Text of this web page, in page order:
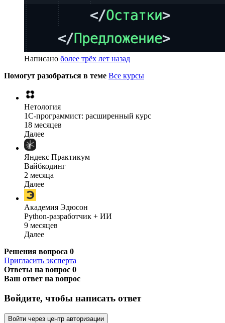
Написано более трёх лет назад
Помогут разобраться в теме Все курсы
Нетология
1C-программист: расширенный курс
18 месяцев
Далее
Яндекс Практикум
Вайбкодинг
2 месяца
Далее
Академия Эдюсон
Python-разработчик + ИИ
9 месяцев
Далее
Решения вопроса 0
Пригласить эксперта
Ответы на вопрос 0
Ваш ответ на вопрос
Войдите, чтобы написать ответ
Войти через центр авторизации